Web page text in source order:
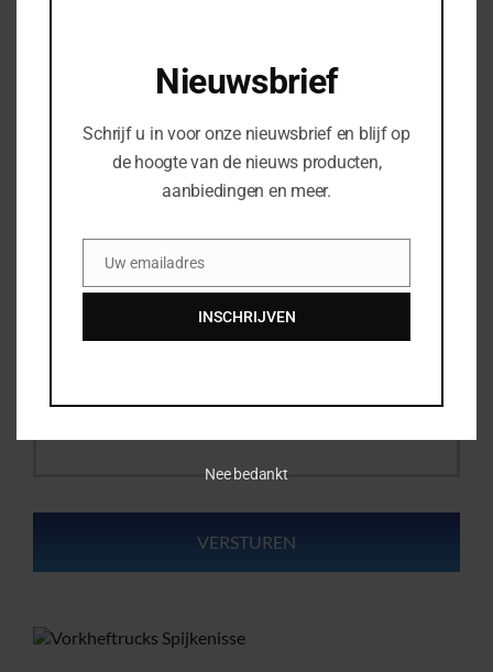
Uw telefoonnummer
Bedrijfsnaam
Nieuwsbrief
Schrijf u in voor onze nieuwsbrief en blijf op
de hoogte van de nieuws producten,
aanbiedingen en meer.
EmailUw emailadres
INSCHRIJVEN
Nee bedankt